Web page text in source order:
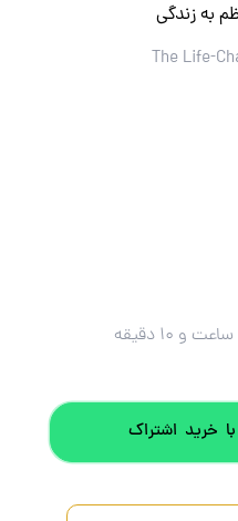
به زندگی
The Life-
خرید اشتراک